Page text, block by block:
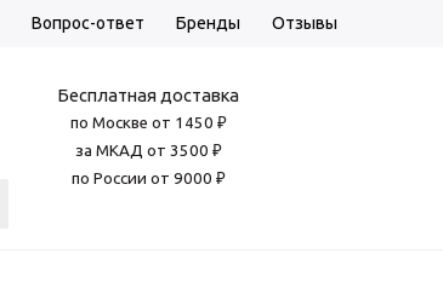
Вопрос-ответ Бренды Отзывы
Бесплатная доставка
по Москве от 1450 ₽
за МКАД от 3500 ₽
по России от 9000 ₽